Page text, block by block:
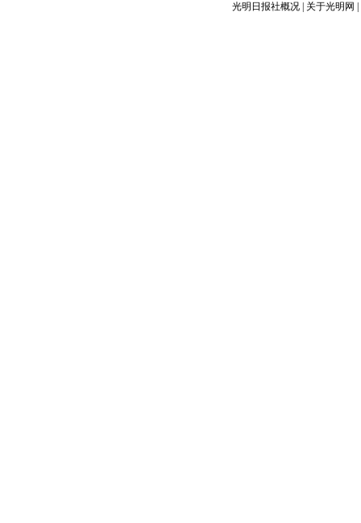
光明日报社概况 关于光明网